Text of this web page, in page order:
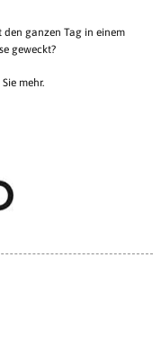
den ganzen Tag in einem
geweckt?
mehr.